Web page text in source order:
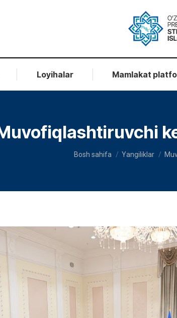
Loyihalar Mamlakat
You are here:
Bosh sahifa Yangiliklar